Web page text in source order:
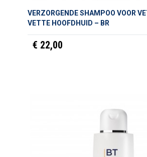
VERZORGENDE SHAMPOO VOOR
VETTE HOOFDHUID – BR
€ 22,00